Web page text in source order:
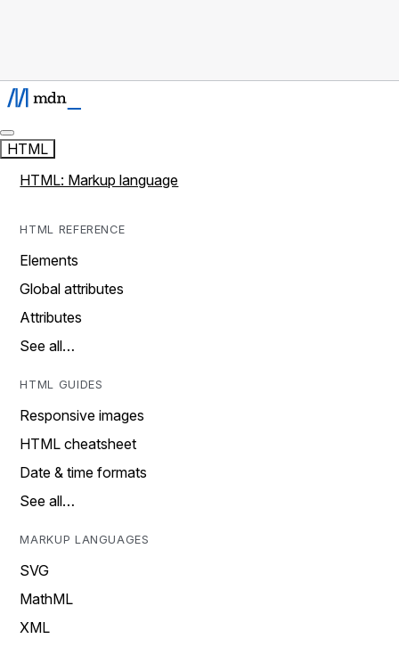
HTML
HTML: Markup language
HTML REFERENCE
Elements
Global attributes
Attributes
See all…
HTML GUIDES
Responsive images
HTML cheatsheet
Date & time formats
See all…
MARKUP LANGUAGES
SVG
MathML
XML